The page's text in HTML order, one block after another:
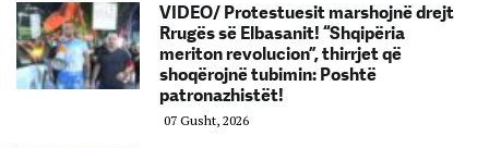
VIDEO/ Protestuesit marshojnë drejt
Rrugës së Elbasanit! “Shqipëria
meriton revolucion”, thirrjet që
shoqërojnë tubimin: Poshtë
patronazhistët!
07 Gusht, 2026